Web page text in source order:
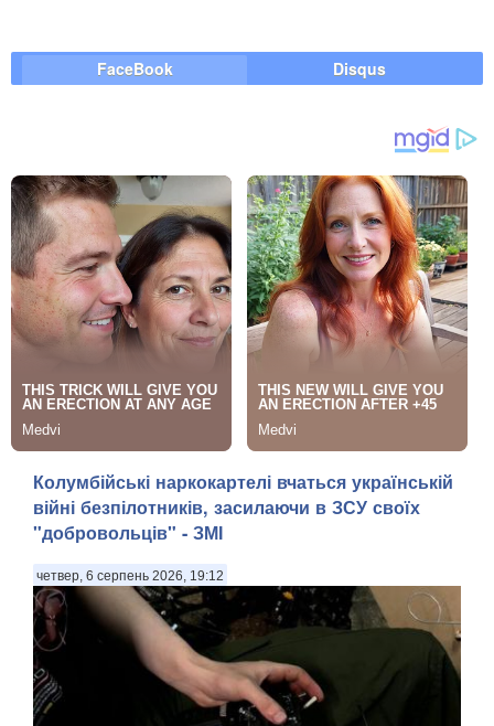
FaceBook Disqus
Колумбійські наркокартелі вчаться українській
війні безпілотників, засилаючи в ЗСУ своїх
"добровольців" - ЗМІ
четвер, 6 серпень 2026, 19:12